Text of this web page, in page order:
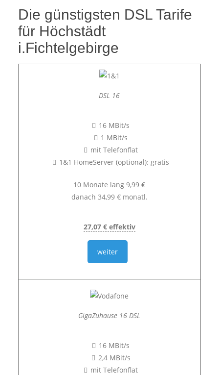
Die günstigsten DSL Tarife
für Höchstädt
i.Fichtelgebirge
DSL 16
16 MBit/s
1 MBit/s
mit Telefonflat
1&1 HomeServer (optional): gratis
10 Monate lang 9,99 €
danach 34,99 € monatl.
27,07 € effektiv
weiter
GigaZuhause 16 DSL
16 MBit/s
2,4 MBit/s
mit Telefonflat